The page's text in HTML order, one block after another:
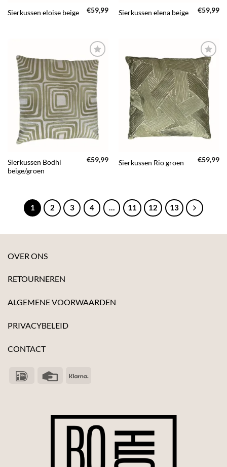
Sierkussen eloise beige €59,99 Sierkussen elena beige €59,99
TOEVOEGEN
AAN JOUW
FAVORIETEN
Sierkussen Bodhi
beige/groen
€59,99
TOEVOEGEN
AAN JOUW
FAVORIETEN
Sierkussen Rio groen €59,99
1 2 3 4 … 11 12 13
OVER ONS
RETOURNEREN
ALGEMENE VOORWAARDEN
PRIVACYBELEID
CONTACT